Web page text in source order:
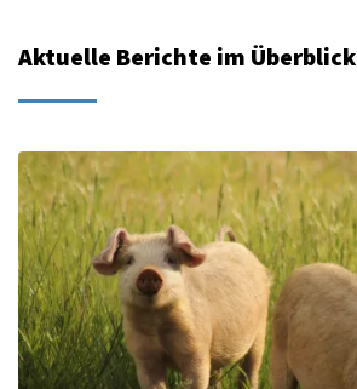
Aktuelle Berichte im Überblick